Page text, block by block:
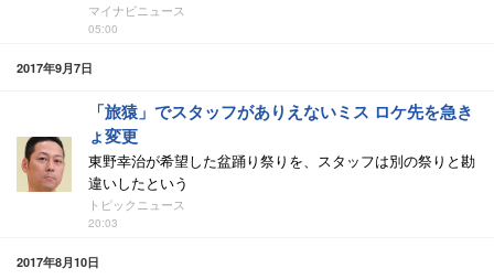
マイナビニュース
05:00
2017年9月7日
「旅猿」でスタッフがありえないミス ロケ先を急き
ょ変更
東野幸治が希望した盆踊り祭りを、スタッフは別の祭りと勘
違いしたという
トピックニュース
20:03
2017年8月10日